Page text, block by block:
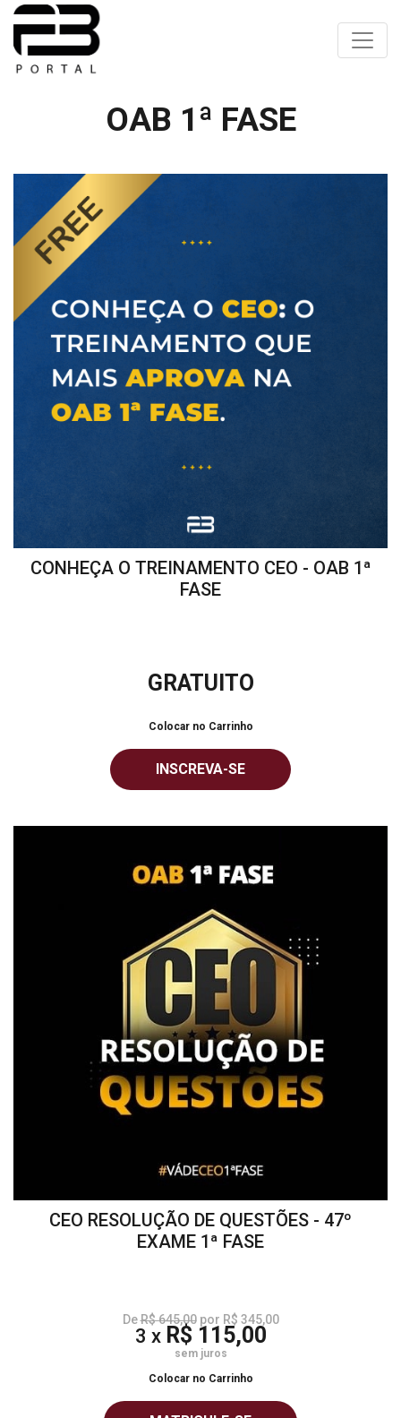
OAB 1ª FASE
CONHEÇA O TREINAMENTO CEO - OAB 1ª
FASE
GRATUITO
Colocar no Carrinho
INSCREVA-SE
CEO RESOLUÇÃO DE QUESTÕES - 47º
EXAME 1ª FASE
DeR$ 645,00por R$ 345,00
3 x R$ 115,00
sem juros
Colocar no Carrinho